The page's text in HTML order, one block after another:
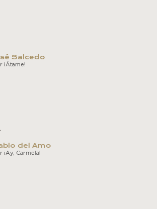
Salcedo
¡Átame!
del Amo
¡Ay, Carmela!